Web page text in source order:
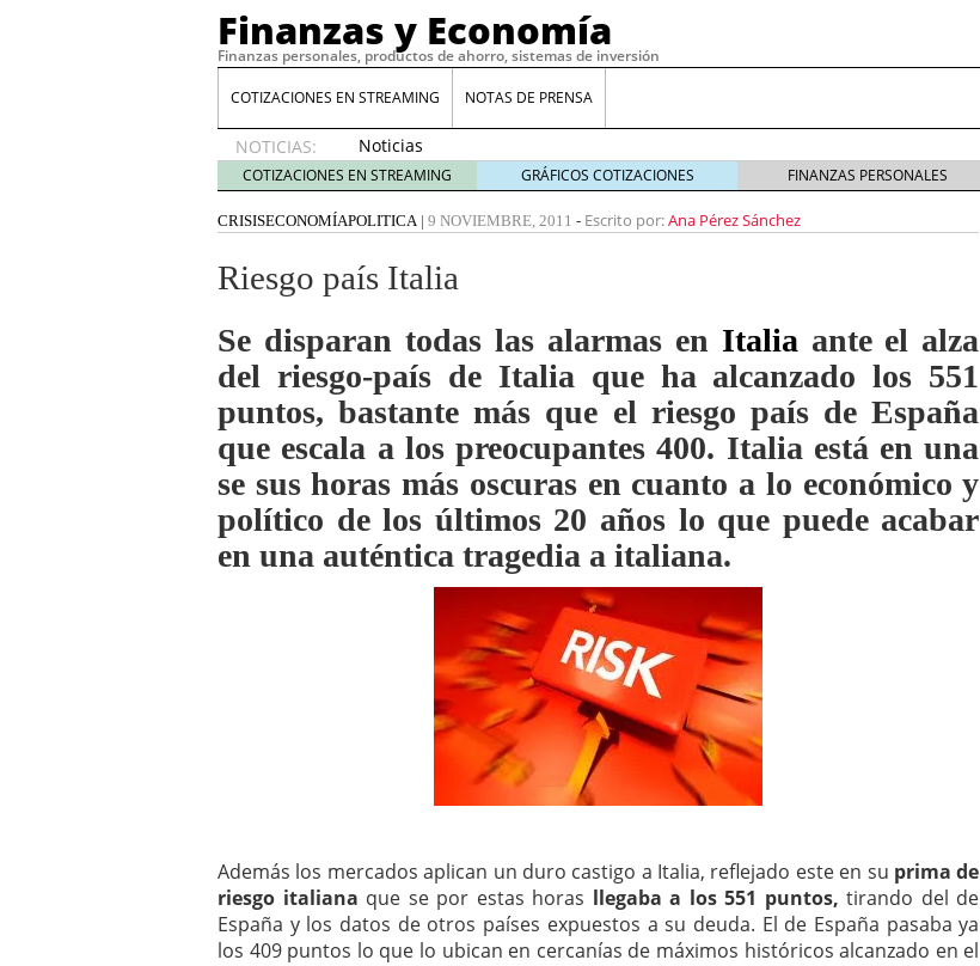
Finanzas y Economía
Finanzas personales, productos de ahorro, sistemas de inversión
COTIZACIONES EN STREAMING NOTAS DE PRENSA
NOTICIAS:
Noticias
de XRP
por qué
las
alertas
de
whales
llegar
16
de abril
de 2026
Comparativa Costes vs Agilidad: ¿Por qué el Préstamo Promotor privado
acelera la rentabilidad? 12 de diciembre de 2025
Meses sin intereses: Cómo aprovechar esta opción para gestionar tus
compras
24 de noviembre de 2025
Planificar tu herencia también es una decisión financiera: cómo anticiparte
a los costes 21 de noviembre de 2025
¿Cuánto cuesta un software punto de venta?
COTIZACIONES EN STREAMING GRÁFICOS COTIZACIONES FINANZAS PERSONALES
CRISISECONOMÍAPOLITICA| 9 NOVIEMBRE, 2011 - Escrito por:Ana Pérez Sánchez
Riesgo país Italia
Se disparan todas las alarmas en Italia ante el alza
del riesgo-país de Italia que ha alcanzado los 551
puntos, bastante más que el riesgo país de España
que escala a los preocupantes 400. Italia está en una
se sus horas más oscuras en cuanto a lo económico y
político de los últimos 20 años lo que puede acabar
en una auténtica tragedia a italiana.
Además los mercados aplican un duro castigo a Italia, reflejado este en su prima de
riesgo italiana que se por estas horas llegaba a los 551 puntos, tirando del de
España y los datos de otros países expuestos a su deuda. El de España pasaba ya
los 409 puntos lo que lo ubican en cercanías de máximos históricos alcanzado en el